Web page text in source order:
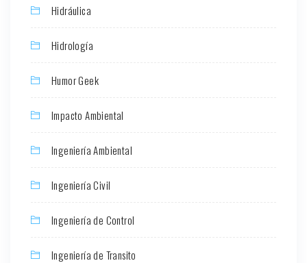
Hidráulica
Hidrología
Humor Geek
Impacto Ambiental
Ingeniería Ambiental
Ingeniería Civil
Ingeniería de Control
Ingeniería de Transito